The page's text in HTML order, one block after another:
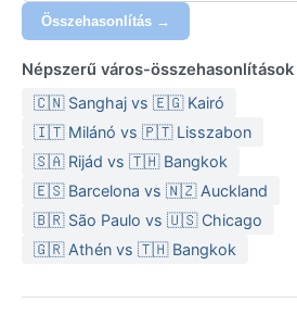
Összehasonlítás →
Népszerű város-
🇨🇳 Sanghaj vs 🇪🇬 Kairó
🇮🇹 Milánó vs 🇵🇹 Lisszabon
🇸🇦 Rijád vs 🇹🇭 Bangkok
🇪🇸 Barcelona vs 🇳🇿 Auckland
🇧🇷 São Paulo vs 🇺🇸 Chicago
🇬🇷 Athén vs 🇹🇭 Bangkok